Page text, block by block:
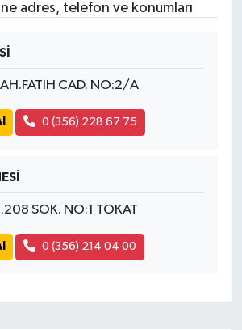
adres, telefon ve konumları
CAD. NO:2/A
0 (356) 228 67 75
SOK. NO:1 TOKAT
0 (356) 214 04 00